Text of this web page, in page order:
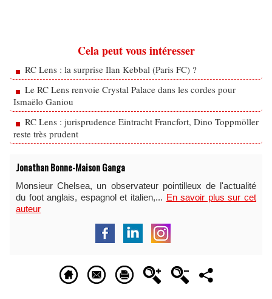
Cela peut vous intéresser
RC Lens : la surprise Ilan Kebbal (Paris FC) ?
Le RC Lens renvoie Crystal Palace dans les cordes pour
Ismaëlo Ganiou
RC Lens : jurisprudence Eintracht Francfort, Dino Toppmöller
reste très prudent
Jonathan Bonne-Maison Ganga
Monsieur Chelsea, un observateur pointilleux de l'actualité
du foot anglais, espagnol et italien,... En savoir plus sur cet
auteur